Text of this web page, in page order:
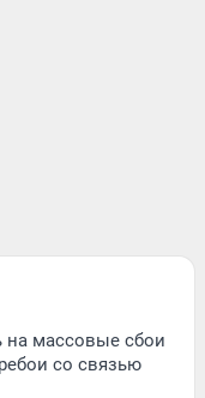
массовые сбои
со связью